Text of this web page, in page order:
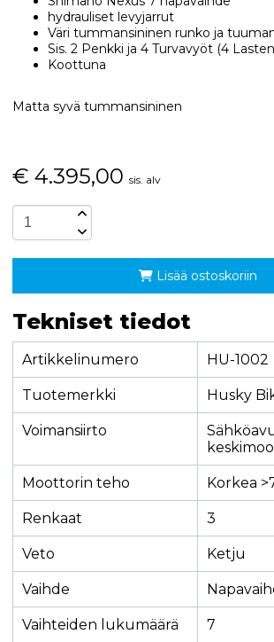
hydrauliset levyjarrut
Väri tummansininen runko ja
Sis. 2 Penkki ja 4 Turvavyöt (4
Koottuna
Matta syvä tummansininen
€ 4.395,00 sis. alv
Lisää ostoskoriin
Tekniset tiedot
Artikkelinumero HU-1002
Tuotemerkki Husky
Voimansiirto
Moottorin teho Korkea
Renkaat 3
Veto Ketju
Vaihde
Vaihteiden lukumäärä 7